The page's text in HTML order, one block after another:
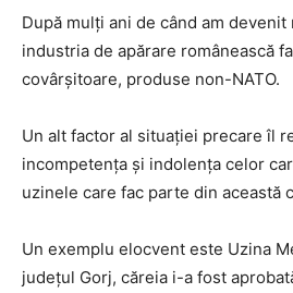
După mulți ani de când am devenit
industria de apărare românească
covârșitoare, produse non-NATO.
Un alt factor al situației precare îl
incompetența și indolența celor
uzinele care fac parte din această
Un exemplu elocvent este Uzina
județul Gorj, căreia i-a fost